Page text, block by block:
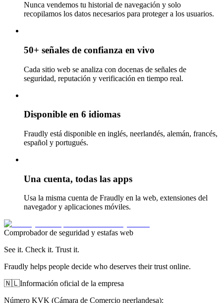
Nunca vendemos tu historial de navegación y solo
recopilamos los datos necesarios para proteger a los usuarios.
50+ señales de confianza en vivo
Cada sitio web se analiza con docenas de señales de
seguridad, reputación y verificación en tiempo real.
Disponible en 6 idiomas
Fraudly está disponible en inglés, neerlandés, alemán, francés,
español y portugués.
Una cuenta, todas las apps
Usa la misma cuenta de Fraudly en la web, extensiones del
navegador y aplicaciones móviles.
Comprobador de seguridad y estafas web
See it. Check it. Trust it.
Fraudly helps people decide who deserves their trust online.
🇳🇱Información oficial de la empresa
Número KVK (Cámara de Comercio neerlandesa):